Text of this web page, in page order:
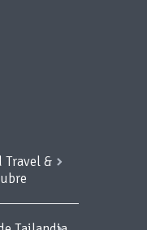
Travel &